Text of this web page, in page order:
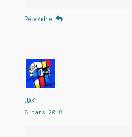
Répondre
JAK
8 mars 2018